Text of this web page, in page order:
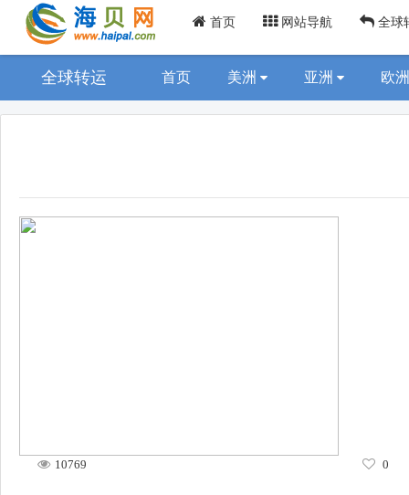
首页 网站导航 全球
全球转运 首页 美洲 亚洲 欧
10769 0